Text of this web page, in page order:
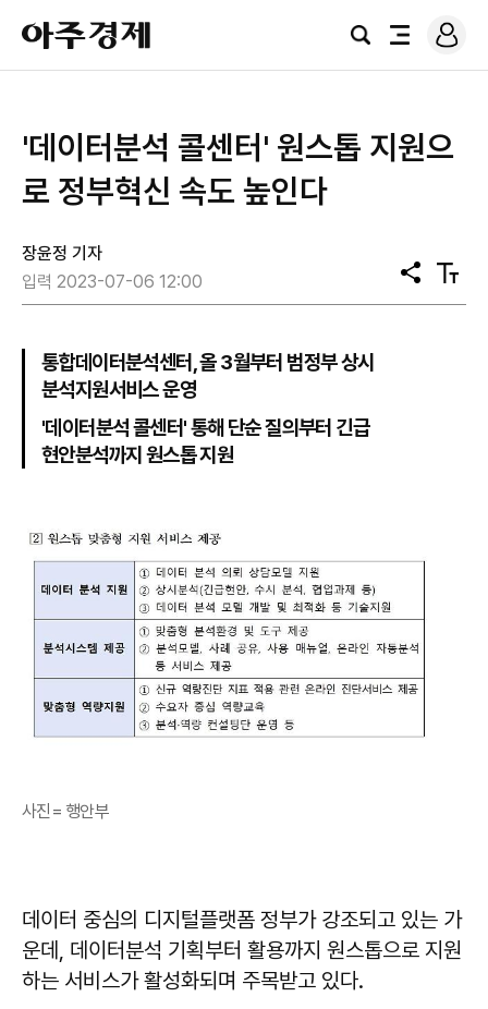
아
주
경
검
전
로
그
'데이터분석 콜센터' 원스톱 지원으
로 정부혁신 속도 높인다
장윤정 기자
입력 2023-07-06 12:00
공
유
텍
스
통합데이터분석센터, 올 3월부터 범정부 상시
분석지원서비스 운영
'데이터분석 콜센터' 통해 단순 질의부터 긴급
현안분석까지 원스톱 지원
사진= 행안부
데이터 중심의 디지털플랫폼 정부가 강조되고 있는 가
운데, 데이터분석 기획부터 활용까지 원스톱으로 지원
하는 서비스가 활성화되며 주목받고 있다.